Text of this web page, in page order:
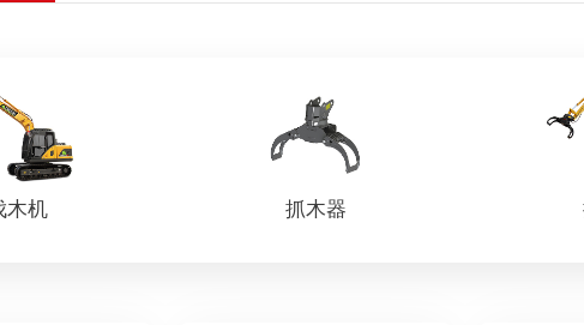
木机 抓木器